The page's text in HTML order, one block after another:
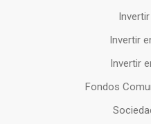
Invertir
Invertir
Fondos